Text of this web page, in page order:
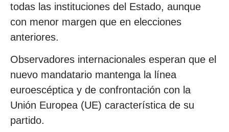
todas las instituciones del Estado, aunque
con menor margen que en elecciones
anteriores.
Observadores internacionales esperan que el
nuevo mandatario mantenga la línea
euroescéptica y de confrontación con la
Unión Europea (UE) característica de su
partido.